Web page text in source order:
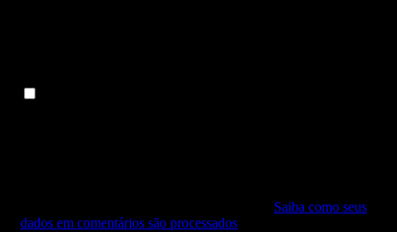
Saiba como seus
dados em comentários são processados